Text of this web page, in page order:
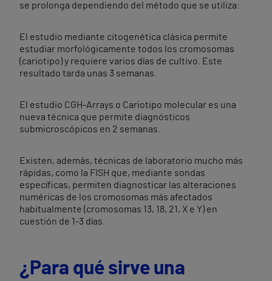
se prolonga dependiendo del método que se utiliza:
El estudio mediante citogenética clásica permite
estudiar morfológicamente todos los cromosomas
(cariotipo) y requiere varios días de cultivo. Este
resultado tarda unas 3 semanas.
El estudio CGH-Arrays o Cariotipo molecular es una
nueva técnica que permite diagnósticos
submicroscópicos en 2 semanas.
Existen, además, técnicas de laboratorio mucho más
rápidas, como la FISH que, mediante sondas
específicas, permiten diagnosticar las alteraciones
numéricas de los cromosomas más afectados
habitualmente (cromosomas 13, 18, 21, X e Y) en
cuestión de 1-3 días.
¿Para qué sirve una